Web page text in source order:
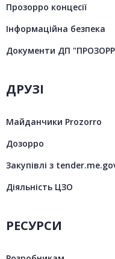
Прозорро концесії
Інформаційна безпека
Документи ДП
ДРУЗІ
Майданчики Prozorro
Дозорро
Закупівлі з
Діяльність ЦЗО
РЕСУРСИ